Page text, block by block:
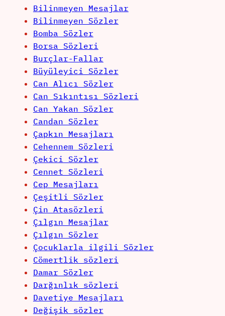
Bilinmeyen Mesajlar
Bilinmeyen Sözler
Bomba Sözler
Borsa Sözleri
Burçlar-Fallar
Büyüleyici Sözler
Can Alıcı Sözler
Can Sıkıntısı Sözleri
Can Yakan Sözler
Candan Sözler
Çapkın Mesajları
Cehennem Sözleri
Çekici Sözler
Cennet Sözleri
Cep Mesajları
Çeşitli Sözler
Çin Atasözleri
Çılgın Mesajlar
Çılgın Sözler
Çocuklarla ilgili Sözler
Cömertlik sözleri
Damar Sözler
Darğınlık sözleri
Davetiye Mesajları
Değişik sözler